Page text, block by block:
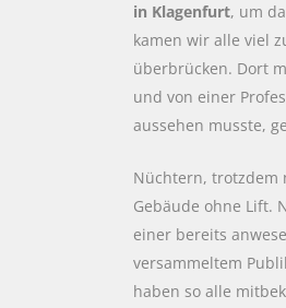
in Klagenfurt, um
kamen wir alle viel
überbrücken. Dort
und von einer
aussehen musste,
Nüchtern, trotzdem
Gebäude ohne Lift.
einer bereits
versammeltem
haben so alle